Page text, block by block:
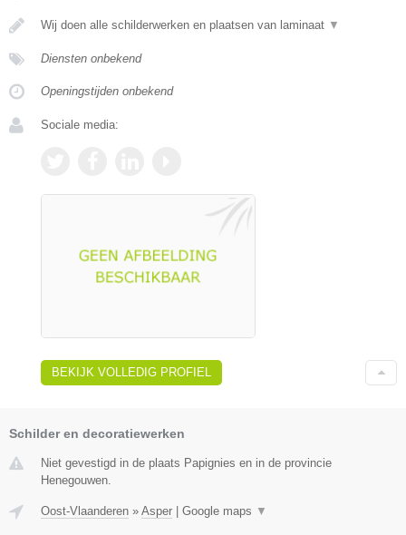
Wij doen alle schilderwerken en plaatsen van laminaat ▼
Diensten onbekend
Openingstijden onbekend
Sociale media:
BEKIJK VOLLEDIG PROFIEL
Schilder en decoratiewerken
Niet gevestigd in de plaats Papignies en in de provincie
Henegouwen.
Oost-Vlaanderen » Asper Google maps ▼